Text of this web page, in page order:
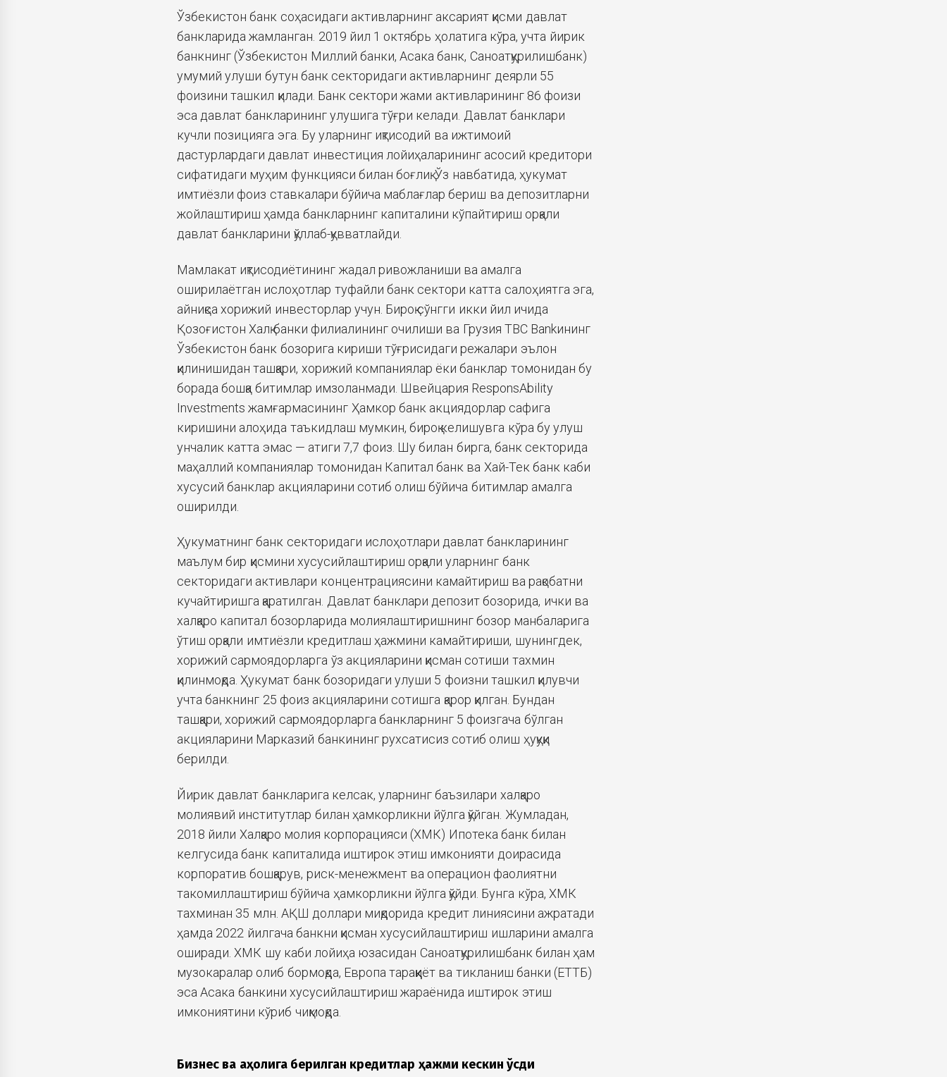
Ўзбекистон банк соҳасидаги активларнинг аксарият қисми давлат
банкларида жамланган. 2019 йил 1 октябрь ҳолатига кўра, учта йирик
банкнинг (Ўзбекистон Миллий банки, Асака банк, Саноатқурилишбанк)
умумий улуши бутун банк секторидаги активларнинг деярли 55
фоизини ташкил қилади. Банк сектори жами активларининг 86 фоизи
эса давлат банкларининг улушига тўғри келади. Давлат банклари
кучли позицияга эга. Бу уларнинг иқтисодий ва ижтимоий
дастурлардаги давлат инвестиция лойиҳаларининг асосий кредитори
сифатидаги муҳим функцияси билан боғлиқ. Ўз навбатида, ҳукумат
имтиёзли фоиз ставкалари бўйича маблағлар бериш ва депозитларни
жойлаштириш ҳамда банкларнинг капиталини кўпайтириш орқали
давлат банкларини қўллаб-қувватлайди.
Мамлакат иқтисодиётининг жадал ривожланиши ва амалга
оширилаётган ислоҳотлар туфайли банк сектори катта салоҳиятга эга,
айниқса хорижий инвесторлар учун. Бироқ сўнгги икки йил ичида
Қозоғистон Халқ банки филиалининг очилиши ва Грузия TBC Bankининг
Ўзбекистон банк бозорига кириши тўғрисидаги режалари эълон
қилинишидан ташқари, хорижий компаниялар ёки банклар томонидан бу
борада бошқа битимлар имзоланмади. Швейцария ResponsAbility
Investments жамғармасининг Ҳамкор банк акциядорлар сафига
киришини алоҳида таъкидлаш мумкин, бироқ келишувга кўра бу улуш
унчалик катта эмас — атиги 7,7 фоиз. Шу билан бирга, банк секторида
маҳаллий компаниялар томонидан Капитал банк ва Хай-Тек банк каби
хусусий банклар акцияларини сотиб олиш бўйича битимлар амалга
оширилди.
Ҳукуматнинг банк секторидаги ислоҳотлари давлат банкларининг
маълум бир қисмини хусусийлаштириш орқали уларнинг банк
секторидаги активлари концентрациясини камайтириш ва рақобатни
кучайтиришга қаратилган. Давлат банклари депозит бозорида, ички ва
халқаро капитал бозорларида молиялаштиришнинг бозор манбаларига
ўтиш орқали имтиёзли кредитлаш ҳажмини камайтириши, шунингдек,
хорижий сармоядорларга ўз акцияларини қисман сотиши тахмин
қилинмоқда. Ҳукумат банк бозоридаги улуши 5 фоизни ташкил қилувчи
учта банкнинг 25 фоиз акцияларини сотишга қарор қилган. Бундан
ташқари, хорижий сармоядорларга банкларнинг 5 фоизгача бўлган
акцияларини Марказий банкининг рухсатисиз сотиб олиш ҳуқуқи
берилди.
Йирик давлат банкларига келсак, уларнинг баъзилари халқаро
молиявий институтлар билан ҳамкорликни йўлга қўйган. Жумладан,
2018 йили Халқаро молия корпорацияси (ХМК) Ипотека банк билан
келгусида банк капиталида иштирок этиш имконияти доирасида
корпоратив бошқарув, риск-менежмент ва операцион фаолиятни
такомиллаштириш бўйича ҳамкорликни йўлга қўйди. Бунга кўра, ХМК
тахминан 35 млн. АҚШ доллари миқдорида кредит линиясини ажратади
ҳамда 2022 йилгача банкни қисман хусусийлаштириш ишларини амалга
оширади. ХМК шу каби лойиҳа юзасидан Саноатқурилишбанк билан ҳам
музокаралар олиб бормоқда, Европа тараққиёт ва тикланиш банки (ЕТТБ)
эса Асака банкини хусусийлаштириш жараёнида иштирок этиш
имкониятини кўриб чиқмоқда.
Бизнес ва аҳолига берилган кредитлар ҳажми кескин ўсди